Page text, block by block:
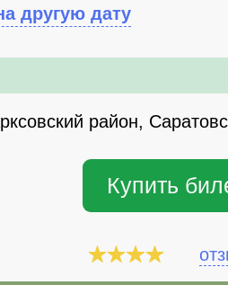
другую дату
район,
Купить